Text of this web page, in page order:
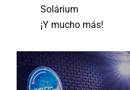
Solárium
¡Y mucho más!